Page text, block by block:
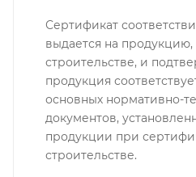
Сертификат
выдается на
строительстве, и
продукция
основных нормативно-
документов,
продукции при
строительстве.